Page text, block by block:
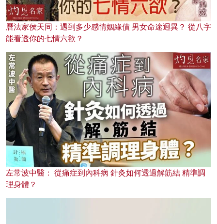
曆法家侯天同：遇到多少感情姻緣債 男女命途迥異？ 從八字
能看透你的七情六欲？
左常波中醫： 從痛症到內科病 針灸如何透過解筋結 精準調
理身體？